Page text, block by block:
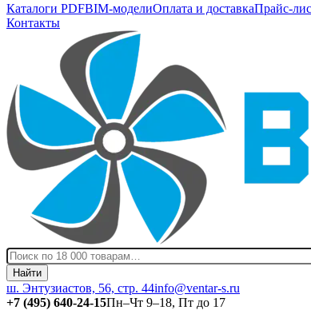
Каталоги PDFBIM-моделиОплата и доставкаПрайс-
Контакты
Найти
ш. Энтузиастов, 56, стр. 44info@ventar-s.ru
+7 (495) 640-24-15Пн–Чт 9–18, Пт до 17